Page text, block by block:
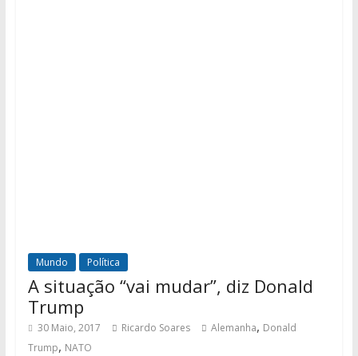
Mundo Política
A situação “vai mudar”, diz Donald
Trump
30 Maio, 2017 Ricardo Soares Alemanha, Donald
Trump, NATO